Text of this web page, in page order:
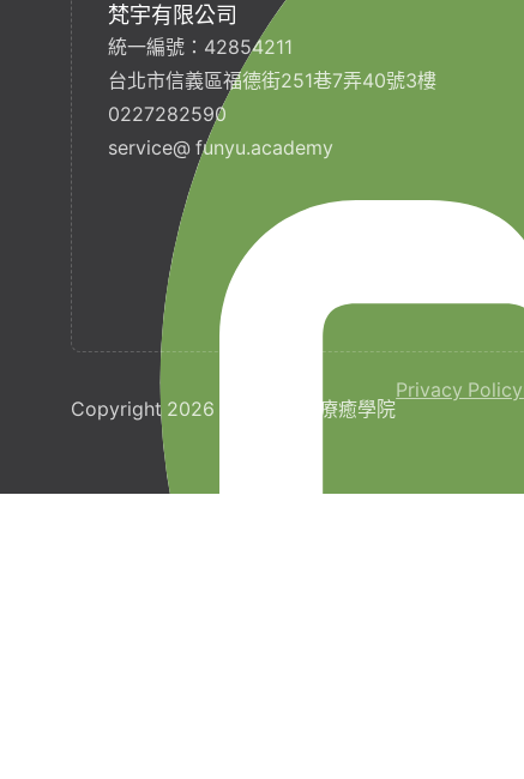
梵宇有限公司
統一編號：42854211
台北市信義區福德街251巷7弄40號3樓
0227282590
service@ funyu.academy
Copyright 2026 © 梵宇全人療癒學院
Privacy Policy